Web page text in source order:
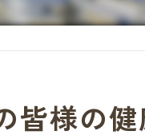
皆様の